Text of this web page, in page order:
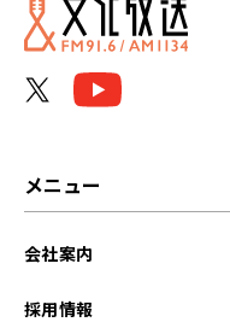
2023年11月
メニュー
会社案内
採用情報